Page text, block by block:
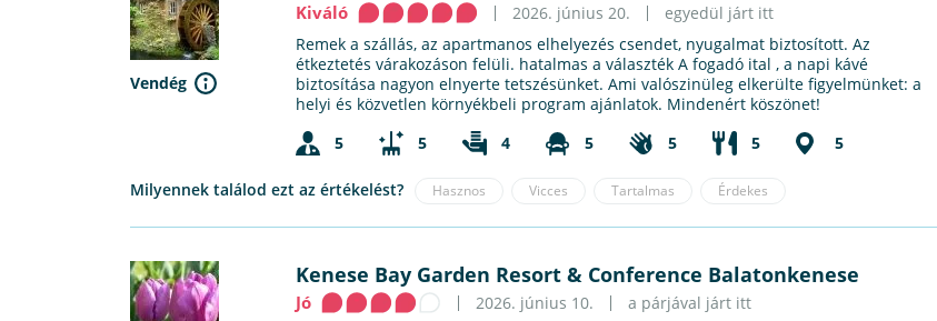
Vendég
Kiváló 2026. június 20.
egyedül járt itt
Remek a szállás, az apartmanos elhelyezés csendet, nyugalmat biztosított. Az
étkeztetés várakozáson felüli. hatalmas a választék A fogadó ital , a napi kávé
biztosítása nagyon elnyerte tetszésünket. Ami valószinüleg elkerülte figyelmünket: a
helyi és közvetlen környékbeli program ajánlatok. Mindenért köszönet!
5
5 4 5 5 5 5
Milyennek találod ezt az értékelést? Hasznos Vicces Tartalmas Érdekes
Kenese Bay Garden Resort & Conference Balatonkenese
Jó 2026. június 10. a párjával járt itt